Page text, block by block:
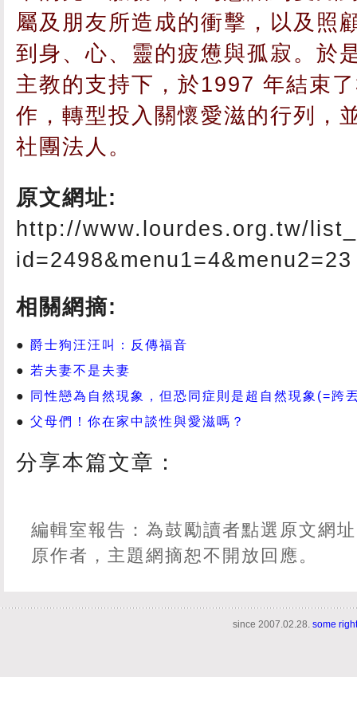
屬及朋友所造成的衝擊，以及照
到身、心、靈的疲憊與孤寂。於
主教的支持下，於1997 年結束
作，轉型投入關懷愛滋的行列，
社團法人。
原文網址:
http://www.lourdes.org.tw/
id=2498&menu1=4&menu2=23
相關網摘:
爵士狗汪汪叫：反傳福音
若夫妻不是夫妻
同性戀為自然現象，但恐同症則是超自然現象(=跨
父母們！你在家中談性與愛滋嗎？
分享本篇文章：
編輯室報告：為鼓勵讀者點選原文網
原作者，主題網摘恕不開放回應。
since 2007.02.28. some